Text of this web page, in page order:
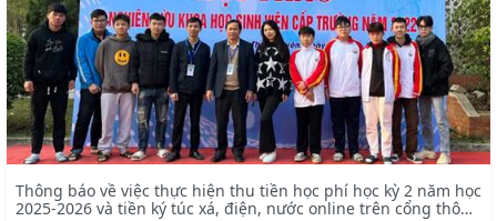
Thông báo về việc thực hiện thu tiền học phí học kỳ 2 năm học
2025-2026 và tiền ký túc xá, điện, nước online trên cổng thông